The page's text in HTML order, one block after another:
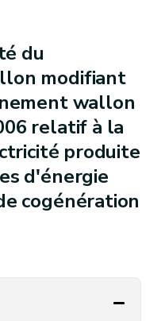
du
modifiant
wallon
relatif à la
produite
d'énergie
cogénération